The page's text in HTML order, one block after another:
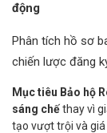
động
Phân tích hồ sơ
chiến lược đăng
Mục tiêu Bảo hộ
sáng chếthay vì
tạo vượt trội và giá